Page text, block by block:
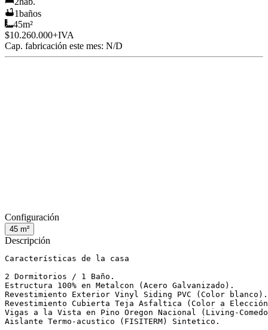
1baños
45m²
$10.260.000+IVA
Cap. fabricación este mes: N/D
Configuración
45 m²
Descripción
Características de la casa
2 Dormitorios / 1 Baño.
Estructura 100% en Metalcon (Acero Galvanizado).
Revestimiento Exterior Vinyl Siding PVC (Color blanco).
Revestimiento Cubierta Teja Asfaltica (Color a
Vigas a la Vista en Pino Oregon Nacional (Living-
Aislante Termo-acustico (FISITERM) Sintetico.